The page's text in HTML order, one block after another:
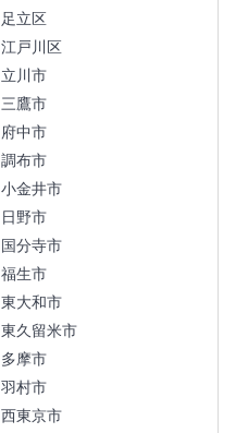
足立区
江戸川区
立川市
三鷹市
府中市
調布市
小金井市
日野市
国分寺市
福生市
東大和市
東久留米市
多摩市
羽村市
西東京市